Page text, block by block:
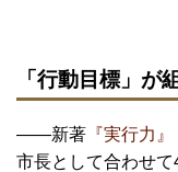
「行動目標」が
――新著 『実行力
市長として合わせ